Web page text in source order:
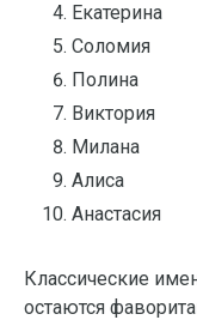
Екатерина
Соломия
Полина
Виктория
Милана
Алиса
Анастасия
Классические
остаются